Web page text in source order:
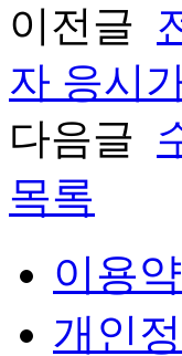
이전글
자 응시
다음글
목록
이용
개인